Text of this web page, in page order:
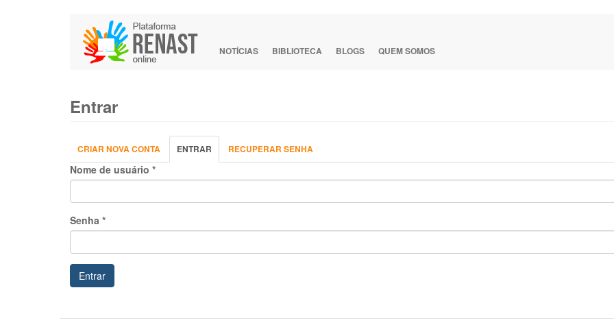
NOTÍCIAS BIBLIOTECA BLOGS QUEM SOMOS
Entrar
Abas
primárias
CRIAR NOVA CONTA ENTRAR (ABA
ATIVA)
RECUPERAR SENHA
Nome de usuário *
Senha *
Entrar